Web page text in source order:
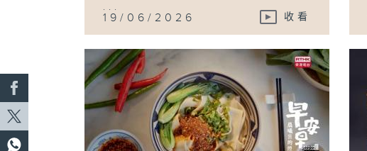
...
19/06/2026 收看